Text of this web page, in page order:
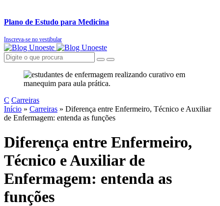
Plano de Estudo para Medicina
Inscreva-se no vestibular
C Carreiras
Início » Carreiras » Diferença entre Enfermeiro, Técnico e Auxiliar
de Enfermagem: entenda as funções
Diferença entre Enfermeiro,
Técnico e Auxiliar de
Enfermagem: entenda as
funções